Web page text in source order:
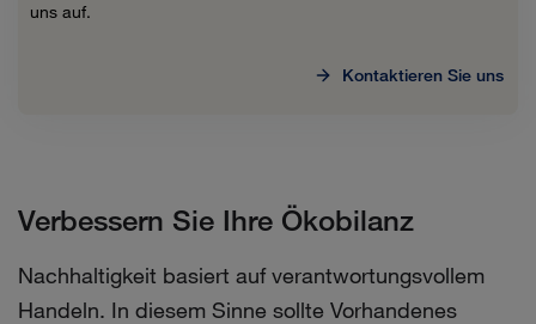
uns auf.
Kontaktieren Sie uns
Verbessern Sie Ihre Ökobilanz
Nachhaltigkeit basiert auf verantwortungsvollem
Handeln. In diesem Sinne sollte Vorhandenes